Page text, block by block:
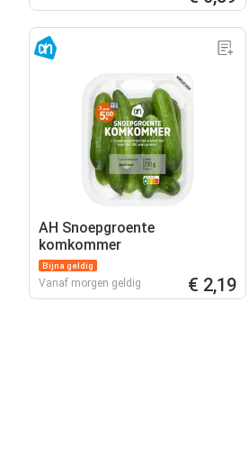
AH Snoepgroente
komkommer
Bijna geldig
Vanaf morgen geldig € 2,19